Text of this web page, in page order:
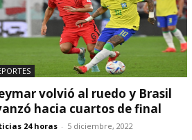
volvió al ruedo y Brasil
hacia cuartos de final
24 horas - 5 diciembre, 2022